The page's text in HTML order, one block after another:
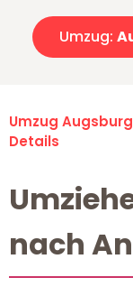
Umzug:
Umzug
Details
nach